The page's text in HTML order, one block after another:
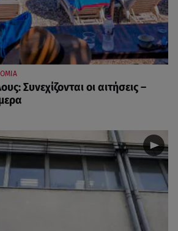
Συνεχίζονται οι αιτήσεις –